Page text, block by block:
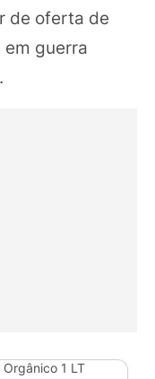
de oferta de
guerra